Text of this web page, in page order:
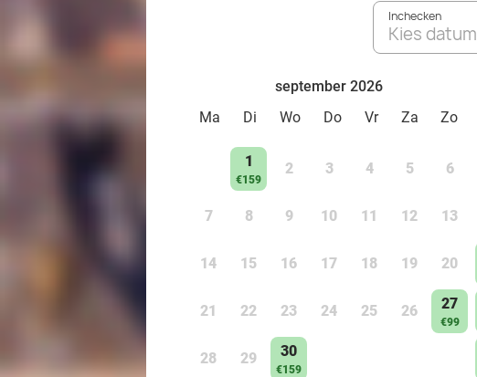
Inchecken
Kies datum
september 2026
Ma
Di Wo Do Vr Za Zo
1
€159
2 3 4 5 6
7 8 9 10 11 12 13
14 15 16 17 18 19 20
21 22 23 24 25 26 27
€99
28 29 30
€159